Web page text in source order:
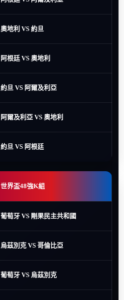
奧地利 VS 約旦
阿根廷 VS 奧地利
約旦 VS 阿爾及利亞
阿爾及利亞 VS 奧地利
約旦 VS 阿根廷
世界盃48強K組
葡萄牙 VS 剛果民主共和國
烏茲別克 VS 哥倫比亞
葡萄牙 VS 烏茲別克